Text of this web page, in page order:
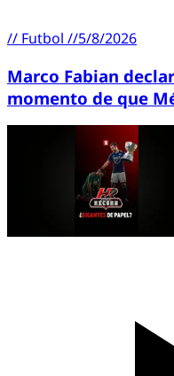
// Futbol //5/8/2026
Marco Fabian
momento de que